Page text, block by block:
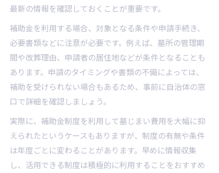
最新の情報を確認しておくことが重要です。
補助金を利用する場合、対象となる条件や申請手続き、
必要書類などに注意が必要です。例えば、墓所の管理期
間や改葬理由、申請者の居住地などが条件となることも
あります。申請のタイミングや書類の不備によっては、
補助を受けられない場合もあるため、事前に自治体の窓
口で詳細を確認しましょう。
実際に、補助金制度を利用して墓じまい費用を大幅に抑
えられたというケースもありますが、制度の有無や条件
は年度ごとに変わることがあります。早めに情報収集
し、活用できる制度は積極的に利用することをおすすめ